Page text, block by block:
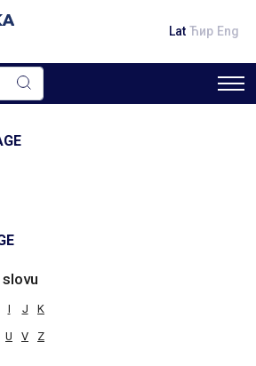
Lat Ћир Eng
I J K
U V Z